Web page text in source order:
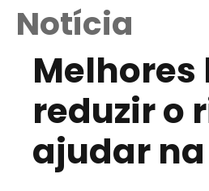
Notícia
reduzir o
ajudar